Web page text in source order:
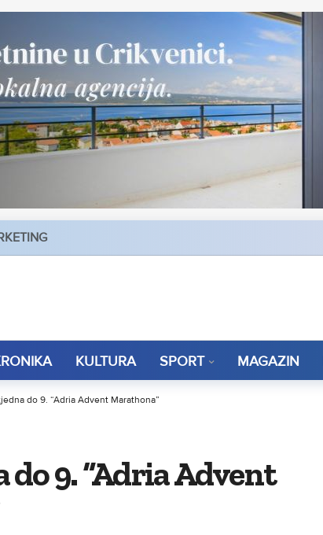
KULTURA SPORT MAGAZIN
do 9. “Adria Advent Marathona”
9. “Adria Advent